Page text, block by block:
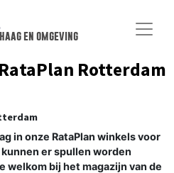
en omgeving
Rotterdam
in onze RataPlan winkels voor
er spullen worden
welkom bij het magazijn van de